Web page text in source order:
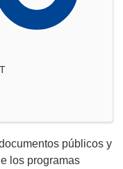
públicos y
los programas